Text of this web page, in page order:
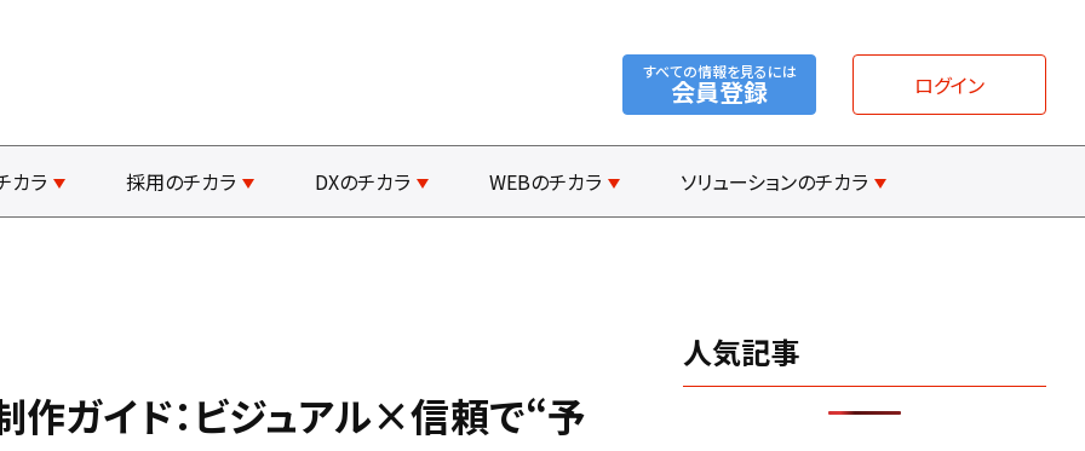
すべての情報を見るには
会員登録 ログイン
カラ 採用のチカラ DXのチカラ WEBのチカラ ソリューションのチカラ
ガイド：ビジュアル×信頼で“予
人気記事